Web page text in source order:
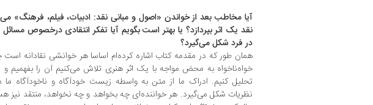
آیا مخاطب بعد از خواندن «اصول و مبانی نقد: ادبیات، فیلم، فرهنگ»
نقد یک اثر بپردازد؟ یا بهتر است بگویم آیا تفکر انتقادی درخصوص
در فرد شکل می‌گیرد؟
همان طور که در مقدمه کتاب اشاره کرده‌ام اساسا هر خوانشی نقادانه است
خواه‌ناخواه به محض مواجه با یک اثر هنری تلاش می‌کنیم آن را بفهمیم و
تحلیل کنیم. ادراک ما از متن به واسطه زیست خودآگاه و ناخودآگاه ما
نظریات شکل می‌گیرد. هر خواننده‌ای چه بخواهد و چه نخواهد، منتقد نیز